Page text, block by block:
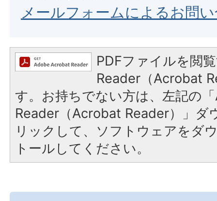
メールフォームによるお問
PDFファイルを閲
Reader（Acrobat
す。お持ちでない方は、左記の
Reader（Acrobat Reader）」ダ
リックして、ソフトウェアをダ
トールしてください。